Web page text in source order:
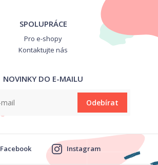
SPOLUPRÁCE
Pro e-shopy
Kontaktujte nás
NOVINKY DO E-MAILU
Odebírat
Facebook Instagram